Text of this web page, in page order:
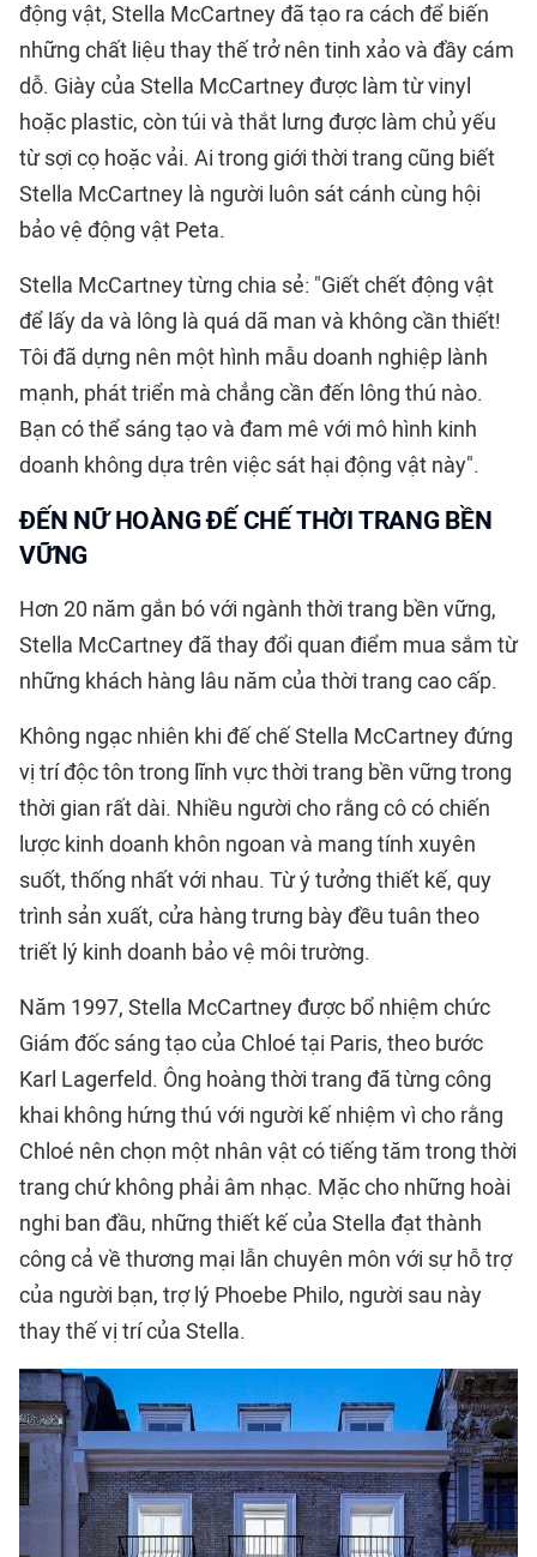
động vật, Stella McCartney đã tạo ra cách để biến
những chất liệu thay thế trở nên tinh xảo và đầy cám
dỗ. Giày của Stella McCartney được làm từ vinyl
hoặc plastic, còn túi và thắt lưng được làm chủ yếu
từ sợi cọ hoặc vải. Ai trong giới thời trang cũng biết
Stella McCartney là người luôn sát cánh cùng hội
bảo vệ động vật Peta.
Stella McCartney từng chia sẻ: "Giết chết động vật
để lấy da và lông là quá dã man và không cần thiết!
Tôi đã dựng nên một hình mẫu doanh nghiệp lành
mạnh, phát triển mà chẳng cần đến lông thú nào.
Bạn có thể sáng tạo và đam mê với mô hình kinh
doanh không dựa trên việc sát hại động vật này".
ĐẾN NỮ HOÀNG ĐẾ CHẾ THỜI TRANG BỀN
VỮNG
Hơn 20 năm gắn bó với ngành thời trang bền vững,
Stella McCartney đã thay đổi quan điểm mua sắm từ
những khách hàng lâu năm của thời trang cao cấp.
Không ngạc nhiên khi đế chế Stella McCartney đứng
vị trí độc tôn trong lĩnh vực thời trang bền vững trong
thời gian rất dài. Nhiều người cho rằng cô có chiến
lược kinh doanh khôn ngoan và mang tính xuyên
suốt, thống nhất với nhau. Từ ý tưởng thiết kế, quy
trình sản xuất, cửa hàng trưng bày đều tuân theo
triết lý kinh doanh bảo vệ môi trường.
Năm 1997, Stella McCartney được bổ nhiệm chức
Giám đốc sáng tạo của Chloé tại Paris, theo bước
Karl Lagerfeld. Ông hoàng thời trang đã từng công
khai không hứng thú với người kế nhiệm vì cho rằng
Chloé nên chọn một nhân vật có tiếng tăm trong thời
trang chứ không phải âm nhạc. Mặc cho những hoài
nghi ban đầu, những thiết kế của Stella đạt thành
công cả về thương mại lẫn chuyên môn với sự hỗ trợ
của người bạn, trợ lý Phoebe Philo, người sau này
thay thế vị trí của Stella.